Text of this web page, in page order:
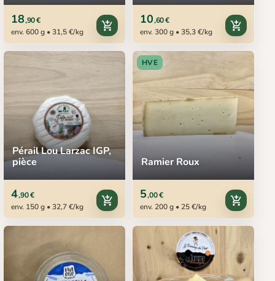
18,90 €
env. 600 g • 31,5 €/kg
add_shopping_cart 10,60 €
env. 300 g • 35,3 €/kg
add_shopping_cart
Pérail Lou Larzac IGP,
pièce
4,90 €
env. 150 g • 32,7 €/kg
add_shopping_cart
HVE
Ramier Roux
5,00 €
env. 200 g • 25 €/kg
add_shopping_cart